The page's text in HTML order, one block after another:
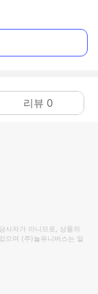
리뷰 0
사자가 아니므로, 상품의
으며 (주)놀유니버스는 일